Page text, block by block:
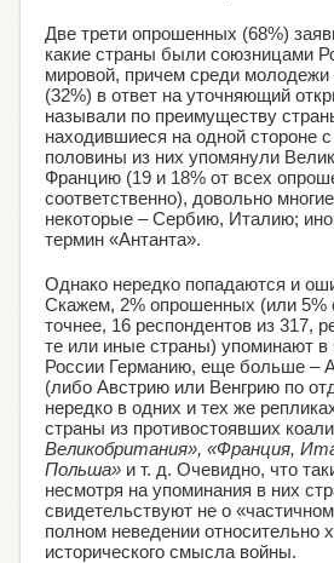
Две трети опрошенных (68%)
какие страны были союзницами
мировой, причем среди
(32%) в ответ на уточняющий
называли по преимуществу
находившиеся на одной стороне
половины из них упомянули
Францию (19 и 18% от всех
соответственно), довольно
некоторые – Сербию, Италию;
термин «Антанта».
Однако нередко попадаются и
Скажем, 2% опрошенных (или 5%
точнее, 16 респондентов из 317,
те или иные страны) упоминают в
России Германию, еще больше –
(либо Австрию или Венгрию по
нередко в одних и тех же
страны из противостоявших
Великобритания», «Франция,
Польша» и т. д. Очевидно, что
несмотря на упоминания в них
свидетельствуют не о
полном неведении относительно
исторического смысла войны.